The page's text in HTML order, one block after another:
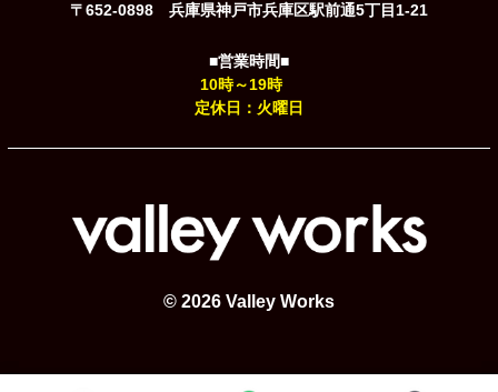
〒652-0898 兵庫県神戸市兵庫区駅前通5丁目1-21
■営業時間■
10時～19時
定休日：火曜日
© 2026 Valley Works